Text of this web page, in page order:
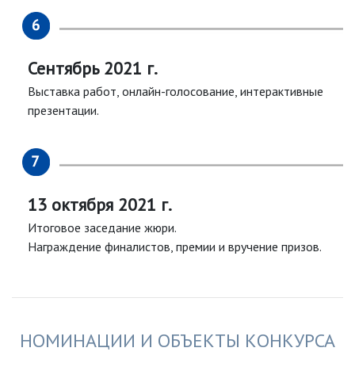
Сентябрь 2021 г.
Выставка работ, онлайн-голосование, интерактивные
презентации.
13 октября 2021 г.
Итоговое заседание жюри.
Награждение финалистов, премии и вручение призов.
НОМИНАЦИИ И ОБЪЕКТЫ КОНКУРСА